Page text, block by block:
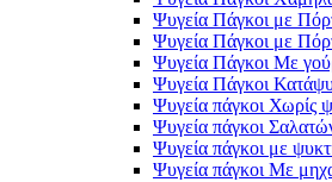
Ψυγεία Πάγκοι με
Ψυγεία Πάγκοι με
Ψυγεία Πάγκοι Με
Ψυγεία Πάγκοι
Ψυγεία πάγκοι Χωρίς
Ψυγεία πάγκοι
Ψυγεία πάγκοι με
Ψυγεία πάγκοι Με